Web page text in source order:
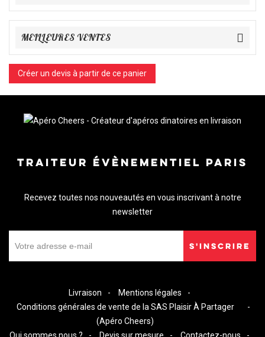
MEILLEURES VENTES
Créer un devis à partir de ce panier
TRAITEUR ÉVÈNEMENTIEL PARIS
Recevez toutes nos nouveautés en vous inscrivant à notre
newsletter
S'INSCRIRE
Livraison
Mentions légales
Conditions générales de vente de la SAS Plaisir À Partager
(Apéro Cheers)